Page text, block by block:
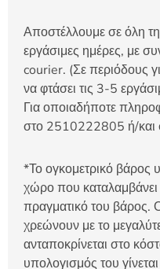
Αποστέλλουμε σε όλη
εργάσιμες ημέρες, με
courier. (Σε περιόδους
να φτάσει τις 3-5
Για οποιαδήποτε
στο 2510222805 ή/
*Το ογκομετρικό βάρος
χώρο που καταλαμβάνει
πραγματικό του βάρος.
χρεώνουν με το
ανταποκρίνεται στο
υπολογισμός του